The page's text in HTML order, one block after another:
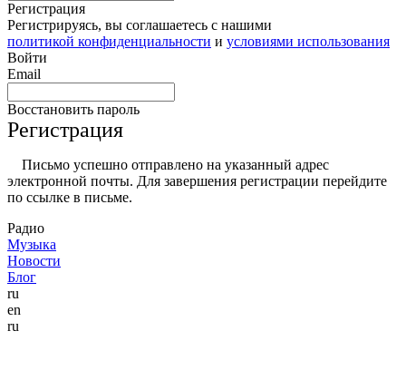
Регистрация
Регистрируясь, вы соглашаетесь с нашими
политикой конфиденциальности и условиями использования
Войти
Email
Восстановить пароль
Регистрация
Письмо успешно отправлено на указанный адрес
электронной почты. Для завершения регистрации перейдите
по ссылке в письме.
Радио
Музыка
Новости
Блог
ru
en
ru